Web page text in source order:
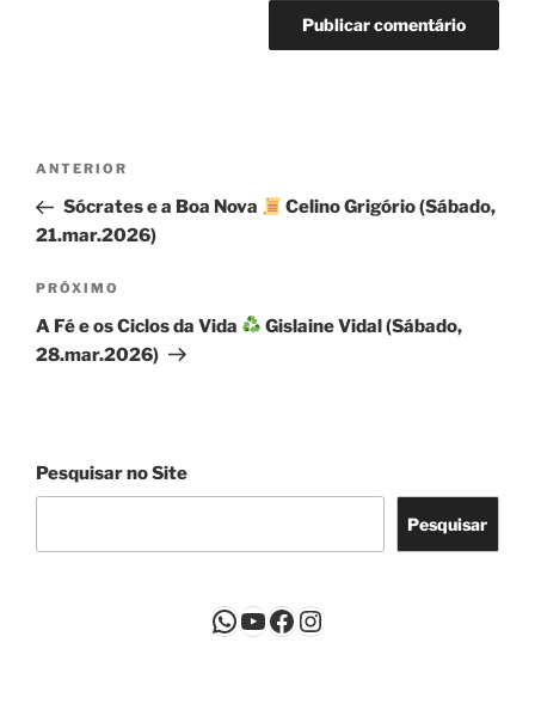
Navegação
Post
Post
anterior
ANTERIOR
Sócrates e a Boa Nova
Celino Grigório (Sábado,
21.mar.2026)
Próximo
post
PRÓXIMO
A Fé e os Ciclos da Vida
Gislaine Vidal (Sábado,
28.mar.2026)
Pesquisar no Site
Pesquisar
WhatsApp
Youtube
Facebook
Instagram